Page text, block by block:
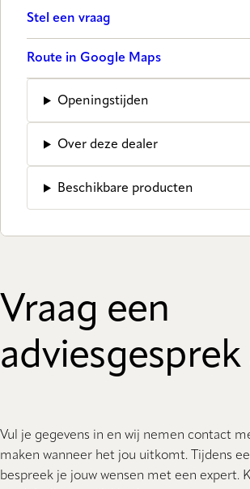
Stel een vraag
Route in Google Maps
Openingstijden
Over deze dealer
Beschikbare producten
Vraag een
adviesgesprek
Vul je gegevens in en wij nemen contact
maken wanneer het jou uitkomt. Tijdens
bespreek je jouw wensen met een expert.